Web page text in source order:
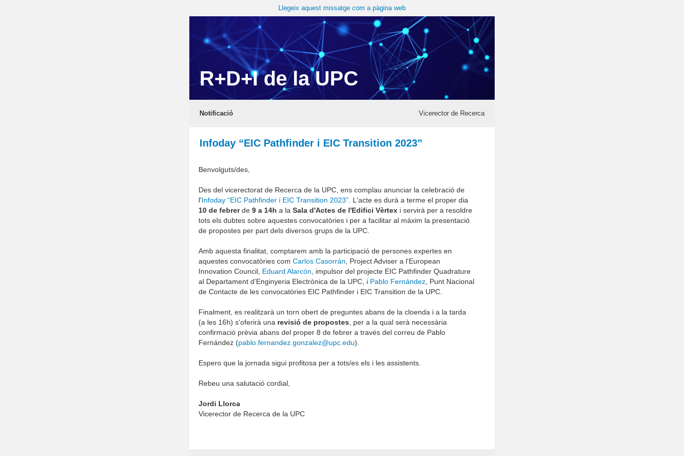
Llegeix aquest missatge com a pàgina web
R+D+I de la UPC
Notificació Vicerector de Recerca
Infoday “EIC Pathfinder i EIC Transition 2023”
Benvolguts/des,
Des del vicerectorat de Recerca de la UPC, ens complau anunciar la celebració de
l'Infoday “EIC Pathfinder i EIC Transition 2023”. L'acte es durà a terme el proper dia
10 de febrerde9 a 14h a la Sala d'Actes de l'Edifici Vèrtex i servirà per a resoldre
tots els dubtes sobre aquestes convocatòries i per a facilitar al màxim la presentació
de propostes per part dels diversos grups de la UPC.
Amb aquesta finalitat, comptarem amb la participació de persones expertes en
aquestes convocatòries com Carlos Casorrán , Project Adviser a l'European
Innovation Council, Eduard Alarcón , impulsor del projecte EIC Pathfinder Quadrature
al Departament d'Enginyeria Electrònica de la UPC, i Pablo Fernández, Punt Nacional
de Contacte de les convocatòries EIC Pathfinder i EIC Transition de la UPC.
Finalment, es realitzarà un torn obert de preguntes abans de la cloenda i a la tarda
(a les 16h) s'oferirà una revisió de propostes , per a la qual serà necessària
confirmació prèvia abans del proper 8 de febrer a través del correu de Pablo
Fernández (pablo.fernandez.gonzalez@upc.edu).
Espero que la jornada sigui profitosa per a tots/es els i les assistents.
Rebeu una salutació cordial,
Jordi Llorca
Vicerector de Recerca de la UPC